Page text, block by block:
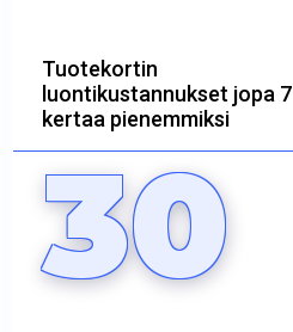
Tuotekortin
luontikustannukset jopa 7
kertaa pienemmiksi
30